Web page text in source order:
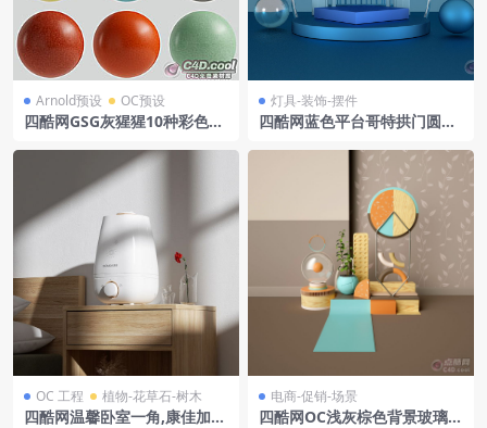
Arnold预设 OC预设
四酷网GSG灰猩猩10种彩色玻
ss
灯具-装饰-摆件
四酷网蓝色平台哥特拱门圆球
OC 工程 植物-花草石-树木
四酷网温馨卧室一角,康佳加湿
电商-促销-场景
四酷网OC浅灰棕色背景玻璃罩